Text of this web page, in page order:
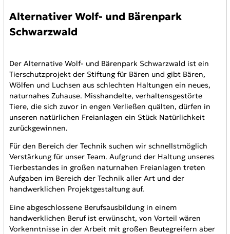
Alternativer Wolf- und Bärenpark
Schwarzwald
Der Alternative Wolf- und Bärenpark Schwarzwald ist ein
Tierschutzprojekt der Stiftung für Bären und gibt Bären,
Wölfen und Luchsen aus schlechten Haltungen ein neues,
naturnahes Zuhause. Misshandelte, verhaltensgestörte
Tiere, die sich zuvor in engen Verließen quälten, dürfen in
unseren natürlichen Freianlagen ein Stück Natürlichkeit
zurückgewinnen.
Für den Bereich der Technik suchen wir schnellstmöglich
Verstärkung für unser Team. Aufgrund der Haltung unseres
Tierbestandes in großen naturnahen Freianlagen treten
Aufgaben im Bereich der Technik aller Art und der
handwerklichen Projektgestaltung auf.
Eine abgeschlossene Berufsausbildung in einem
handwerklichen Beruf ist erwünscht, von Vorteil wären
Vorkenntnisse in der Arbeit mit großen Beutegreifern aber